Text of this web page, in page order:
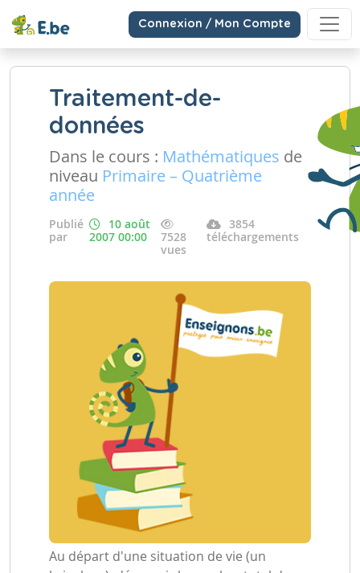
Connexion / Mon Compte
Traitement-de-
données
Dans le cours : Mathématiques de
niveau Primaire – Quatrième
année
Publié
par
10 août
2007 00:00
7528
vues
3854
téléchargements
Au départ d'une situation de vie (un